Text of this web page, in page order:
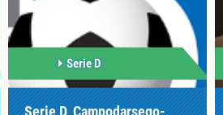
Serie D
Serie D, Campodarsego-